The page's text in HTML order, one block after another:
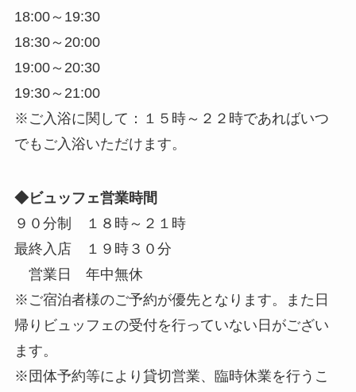
18:00～19:30
18:30～20:00
19:00～20:30
19:30～21:00
※ご入浴に関して：１５時～２２時であればいつ
でもご入浴いただけます。
◆ビュッフェ営業時間
９０分制 １８時～２１時
最終入店 １９時３０分
営業日 年中無休
※ご宿泊者様のご予約が優先となります。また日
帰りビュッフェの受付を行っていない日がござい
ます。
※団体予約等により貸切営業、臨時休業を行うこ